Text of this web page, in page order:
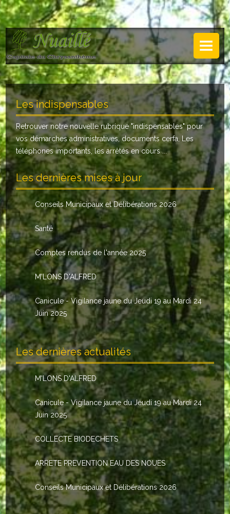
NUAILLÉ
Plan de Nuaillé
Sentiers pédestres
Guide annuel
Histoire
Galerie
LA MAIRIE
Horaires
Agence postale
Le conseil municipal
Les élus
Les commissions
Les comptes rendus
Le personnel communal
L'Echo de Nuaillé
Tarifs et locations
Galeries photos
INDISPENSABLES
Nouveaux arrivants
Le PACS
Voter
Bientôt 16 ans
.
Les indispensables
Retrouver notre nouvelle rubrique "indispensables" pour
vos démarches administratives, documents cerfa, Les
téléphones importants, les arrêtés en cours ...
Les dernières mises à jour
Conseils Municipaux et Délibérations 2026
Santé
Comptes rendus de l'année 2025
M'LONS D'ALFRED
Canicule - Vigilance jaune du Jeudi 19 au Mardi 24
Juin 2025
Les dernières actualités
M'LONS D'ALFRED
Canicule - Vigilance jaune du Jeudi 19 au Mardi 24
Juin 2025
COLLECTE BIODECHETS
ARRETE PREVENTION EAU DES NOUES
Conseils Municipaux et Délibérations 2026